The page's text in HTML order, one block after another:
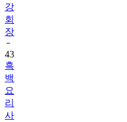
강
회
장
43
흑
백
요
리
사